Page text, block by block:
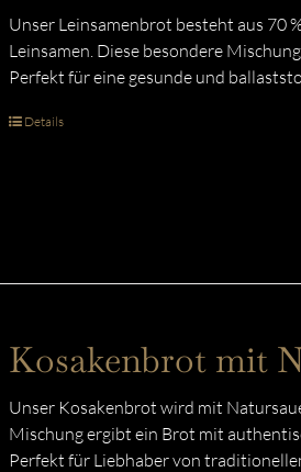
Unser Leinsamenbrot besteht aus 70
Leinsamen. Diese besondere
Perfekt für eine gesunde und
Details
Kosakenbrot mit
Unser Kosakenbrot wird mit
Mischung ergibt ein Brot mit
Perfekt für Liebhaber von